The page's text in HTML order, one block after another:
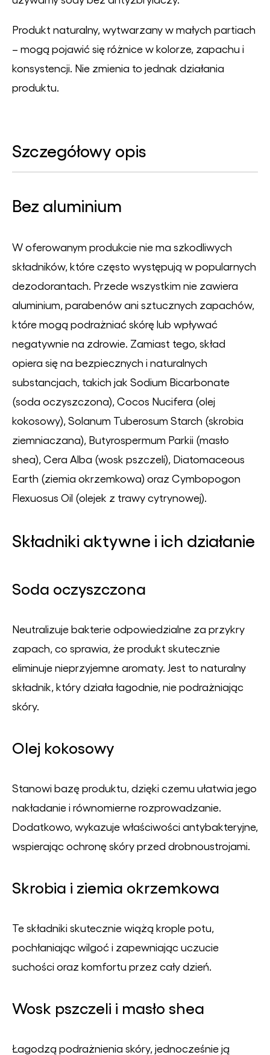
Produkt naturalny, wytwarzany w małych partiach
– mogą pojawić się różnice w kolorze, zapachu i
konsystencji. Nie zmienia to jednak działania
produktu.
Szczegółowy opis
Bez aluminium
W oferowanym produkcie nie ma szkodliwych
składników, które często występują w popularnych
dezodorantach. Przede wszystkim nie zawiera
aluminium, parabenów ani sztucznych zapachów,
które mogą podrażniać skórę lub wpływać
negatywnie na zdrowie. Zamiast tego, skład
opiera się na bezpiecznych i naturalnych
substancjach, takich jak Sodium Bicarbonate
(soda oczyszczona), Cocos Nucifera (olej
kokosowy), Solanum Tuberosum Starch (skrobia
ziemniaczana), Butyrospermum Parkii (masło
shea), Cera Alba (wosk pszczeli), Diatomaceous
Earth (ziemia okrzemkowa) oraz Cymbopogon
Flexuosus Oil (olejek z trawy cytrynowej).
Składniki aktywne i ich działanie
Soda oczyszczona
Neutralizuje bakterie odpowiedzialne za przykry
zapach, co sprawia, że produkt skutecznie
eliminuje nieprzyjemne aromaty. Jest to naturalny
składnik, który działa łagodnie, nie podrażniając
skóry.
Olej kokosowy
Stanowi bazę produktu, dzięki czemu ułatwia jego
nakładanie i równomierne rozprowadzanie.
Dodatkowo, wykazuje właściwości antybakteryjne,
wspierając ochronę skóry przed drobnoustrojami.
Skrobia i ziemia okrzemkowa
Te składniki skutecznie wiążą krople potu,
pochłaniając wilgoć i zapewniając uczucie
suchości oraz komfortu przez cały dzień.
Wosk pszczeli i masło shea
Łagodzą podrażnienia skóry, jednocześnie ją